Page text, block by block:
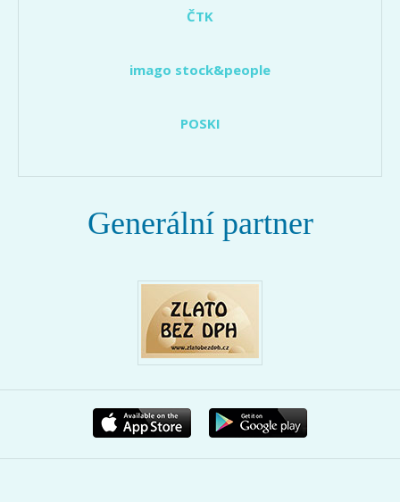
ČTK
imago stock&people
POSKI
Generální partner